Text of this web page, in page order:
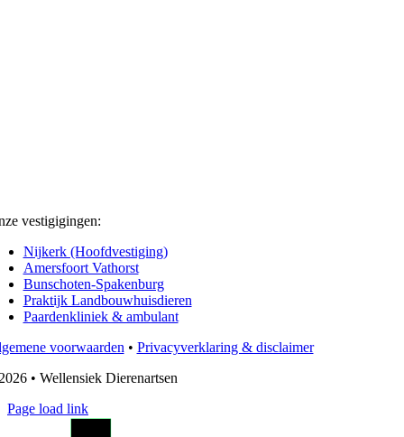
vestigigingen:
Nijkerk (Hoofdvestiging)
Amersfoort Vathorst
Bunschoten-Spakenburg
Praktijk Landbouwhuisdieren
Paardenkliniek & ambulant
voorwaarden • Privacyverklaring & disclaimer
• Wellensiek Dierenartsen
Page load link